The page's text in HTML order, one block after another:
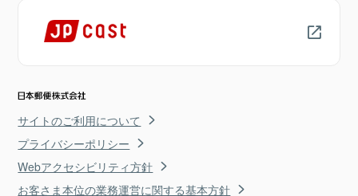
サイトのご利用について
プライバシーポリシー
Webアクセシビリティ方針
お客さま本位の業務運営に関する基本方針